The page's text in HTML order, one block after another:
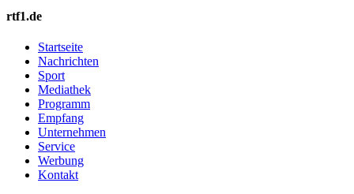
rtf1.de
Startseite
Nachrichten
Sport
Mediathek
Programm
Empfang
Unternehmen
Service
Werbung
Kontakt